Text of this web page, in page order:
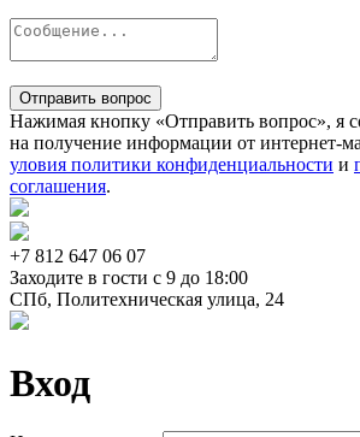
Отправить вопрос
Нажимая кнопку «Отправить вопрос», я
на получение информации от интернет-
уловия политики конфиденциальности и
соглашения.
+7 812 647 06 07
Заходите в гости c 9 до 18:00
СПб, Политехническая улица, 24
Вход